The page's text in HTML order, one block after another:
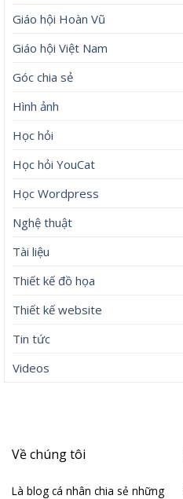
Giáo hội Hoàn Vũ
Giáo hội Việt Nam
Góc chia sẻ
Hình ảnh
Học hỏi
Học hỏi YouCat
Học Wordpress
Nghệ thuật
Tài liệu
Thiết kế đồ họa
Thiết kế website
Tin tức
Videos
Về chúng tôi
Là blog cá nhân chia sẻ những